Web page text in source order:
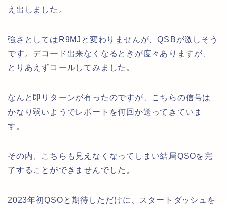
え出しました。
強さとしてはR9MJと変わりませんが、QSBが激しそう
です。デコード出来なくなるときが度々ありますが、
とりあえずコールしてみました。
なんと即リターンが有ったのですが、こちらの信号は
かなり弱いようでレポートを何回か送ってきていま
す。
その内、こちらも見えなくなってしまい結局QSOを完
了することができませんでした。
2023年初QSOと期待しただけに、スタートダッシュを